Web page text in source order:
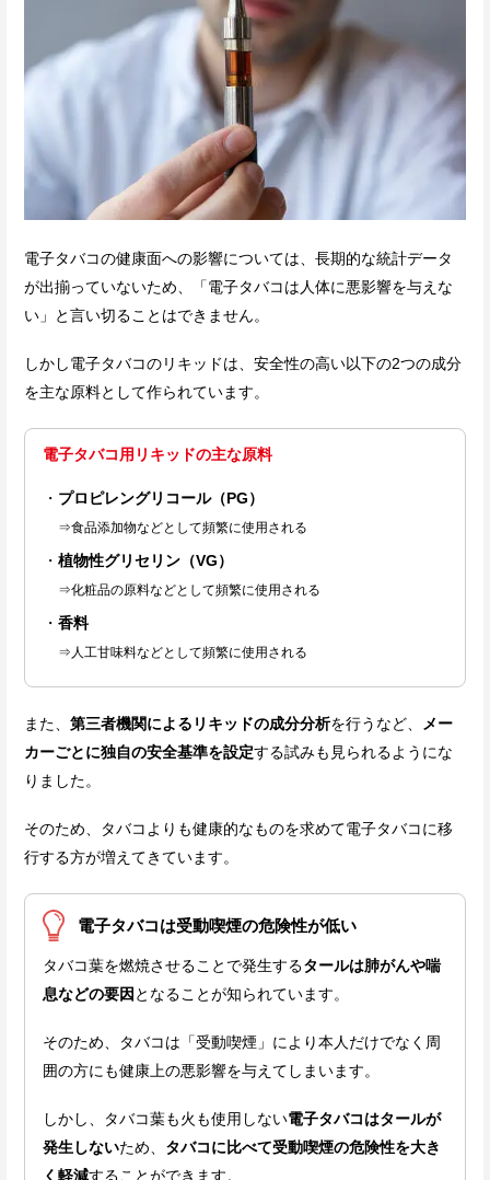
電子タバコの健康面への影響については、長期的な統計データ
が出揃っていないため、「電子タバコは人体に悪影響を与えな
い」と言い切ることはできません。
しかし電子タバコのリキッドは、安全性の高い以下の2つの成分
を主な原料として作られています。
電子タバコ用リキッドの主な原料
プロピレングリコール（PG）
⇒食品添加物などとして頻繁に使用される
植物性グリセリン（VG）
⇒化粧品の原料などとして頻繁に使用される
香料
⇒人工甘味料などとして頻繁に使用される
また、 第三者機関によるリキッドの成分分析を行うなど、
メー
カーごとに独自の安全基準を設定する試みも見られるようにな
りました。
そのため、タバコよりも健康的なものを求めて電子タバコに移
行する方が増えてきています。
電子タバコは受動喫煙の危険性が低い
タバコ葉を燃焼させることで発生するタールは肺がんや喘
息などの要因 となることが知られています。
そのため、タバコは「受動喫煙」により本人だけでなく周
囲の方にも健康上の悪影響を与えてしまいます。
しかし、タバコ葉も火も使用しない電子タバコはタールが
発生しないため、 タバコに比べて受動喫煙の危険性を大き
く軽減することができます。